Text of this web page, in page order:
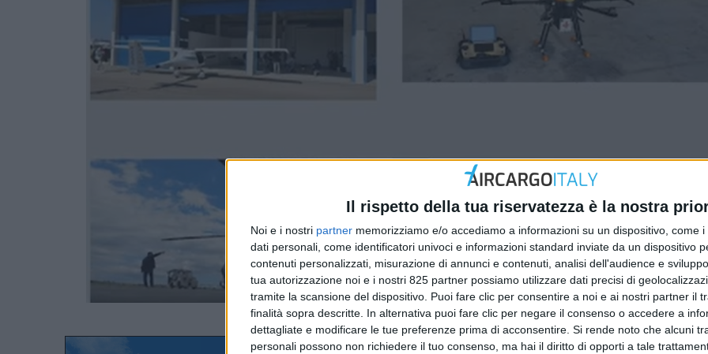
Il rispetto della tua riservatezza è la nostra
Noi e i nostri partner memorizziamo e/o accediamo a informazioni su un dispositivo, come
dati personali, come identificatori univoci e informazioni standard inviate da un dispositivo
contenuti personalizzati, misurazione di annunci e contenuti, analisi dell'audience e
tua autorizzazione noi e i nostri 825 partner possiamo utilizzare dati precisi di
tramite la scansione del dispositivo. Puoi fare clic per consentire a noi e ai nostri partner il
finalità sopra descritte. In alternativa puoi fare clic per negare il consenso o accedere a
dettagliate e modificare le tue preferenze prima di acconsentire. Si rende noto che alcuni
personali possono non richiedere il tuo consenso, ma hai il diritto di opporti a tale